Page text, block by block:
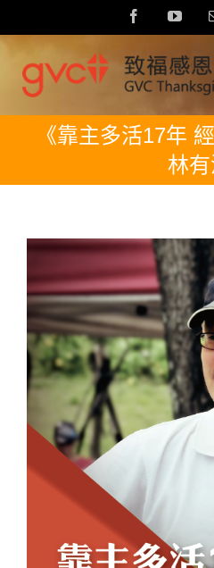
to
content
Facebook
《靠主多活17年
林